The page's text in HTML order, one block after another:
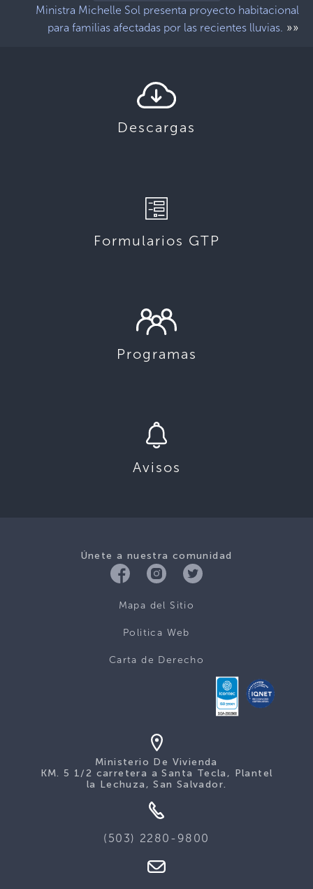
Ministra Michelle Sol presenta proyecto habitacional
para familias afectadas por las recientes lluvias. »»
Descargas
Formularios GTP
Programas
Avisos
Únete a nuestra comunidad
Mapa del Sitio
Politica Web
Carta de Derecho
Ministerio De Vivienda
KM. 5 1/2 carretera a Santa Tecla, Plantel
la Lechuza, San Salvador.
(503) 2280-9800